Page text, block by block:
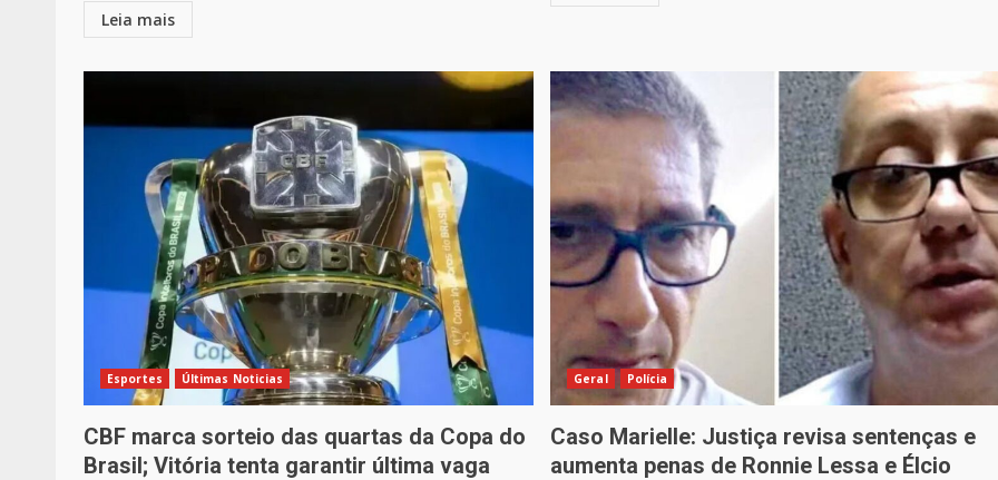
Leia mais
Esportes Últimas Noticias
CBF marca sorteio das quartas da Copa do
Brasil; Vitória tenta garantir última vaga
Geral Polícia
Caso Marielle: Justiça revisa sentenças e
aumenta penas de Ronnie Lessa e Élcio